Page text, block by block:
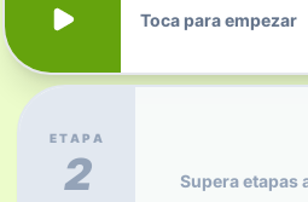
Toca para empezar
ETAPA
2 Supera etapas